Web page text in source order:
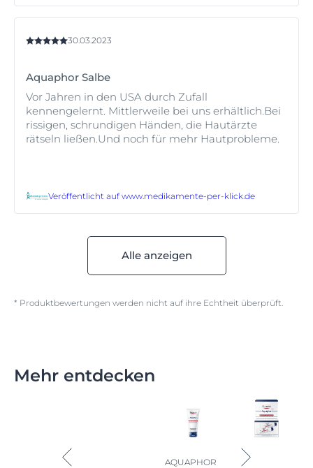
30.03.2023
Aquaphor Salbe
Vor Jahren in den USA durch Zufall
kennengelernt. Mittlerweile bei uns erhältlich.Bei
rissigen, schrundigen Händen, die Hautärzte
rätseln ließen.Und noch für mehr Hautprobleme.
Veröffentlicht auf www.medikamente-per-klick.de
Alle anzeigen
* Produktbewertungen werden nicht auf ihre Echtheit überprüft.
Mehr entdecken
AQUAPHOR